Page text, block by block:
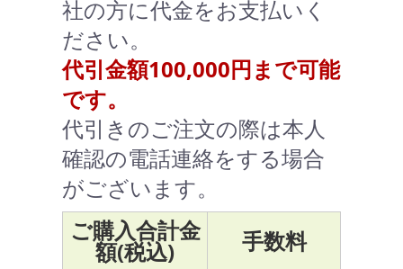
社の方に代金をお支払いく
ださい。
代引金額100,000円まで可能
です。
代引きのご注文の際は本人
確認の電話連絡をする場合
がございます。
ご購入合計金
額(税込)
手数料